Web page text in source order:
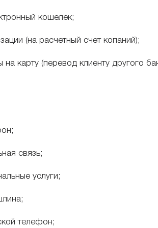
кошелек;
(на расчетный счет копаний);
на карту (перевод клиенту другого
связь;
услуги;
телефон;